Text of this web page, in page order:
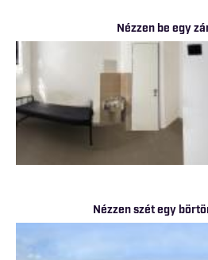
Nézzen be egy
Nézzen szét egy